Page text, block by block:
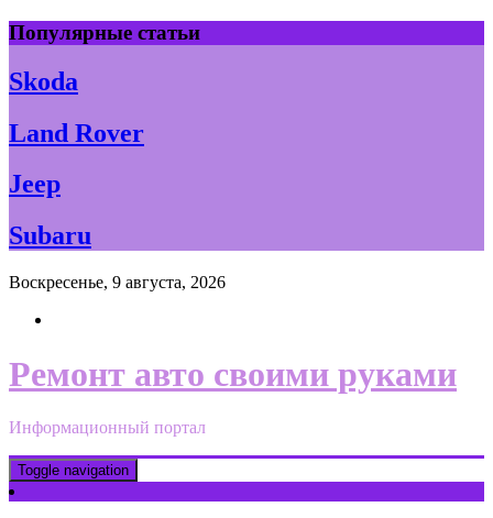
Skip
to
content
Популярные статьи
Skoda
Land Rover
Jeep
Subaru
Воскресенье, 9 августа, 2026
Ремонт авто своими руками
Информационный портал
Toggle navigation